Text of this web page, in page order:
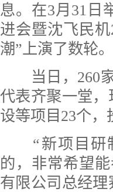
息。在3月31日
进会暨沈飞民
潮”上演了数轮。
当日，260家
代表齐聚一堂
设等项目23个，
“新项目研制
的，非常希望
有限公司总经